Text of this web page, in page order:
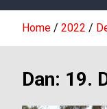
Home 2022
Dan: 19.